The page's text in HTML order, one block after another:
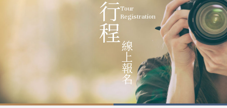
行程
線上報名
Tour
Registration